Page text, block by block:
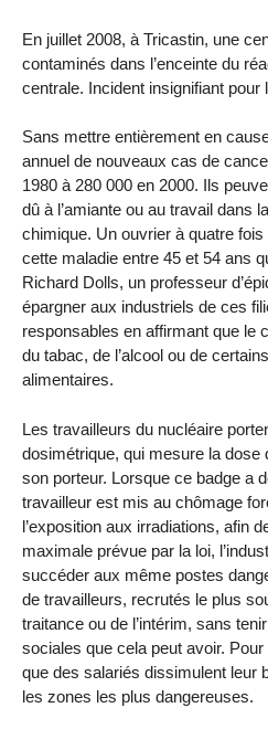
En juillet 2008, à Tricastin, une
contaminés dans l’enceinte du
centrale. Incident insignifiant pour
Sans mettre entièrement en
annuel de nouveaux cas de
1980 à 280 000 en 2000. Ils
dû à l’amiante ou au travail dans
chimique. Un ouvrier à quatre
cette maladie entre 45 et 54 ans
Richard Dolls, un professeur
épargner aux industriels de ces
responsables en affirmant que le
du tabac, de l’alcool ou de
alimentaires.
Les travailleurs du nucléaire
dosimétrique, qui mesure la dose
son porteur. Lorsque ce badge a
travailleur est mis au chômage
l’exposition aux irradiations, afin
maximale prévue par la loi,
succéder aux même postes
de travailleurs, recrutés le plus
traitance ou de l’intérim, sans
sociales que cela peut avoir.
que des salariés dissimulent leur
les zones les plus dangereuses.